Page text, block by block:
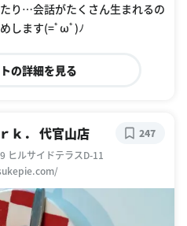
り…会話がたくさん生まれるの
します(=ﾟωﾟ)ﾉ
の詳細を見る
ｋ． 代官山店
ヒルサイドテラスD-11
247